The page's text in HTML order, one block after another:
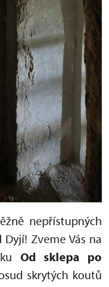
nepřístupných
Zveme Vás na
Od sklepa po
skrytých koutů